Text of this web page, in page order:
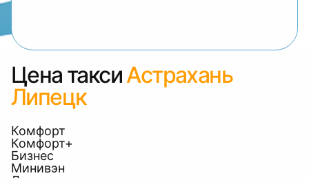
Цена таксиАстрахань
Липецк
Комфорт
Комфорт+
Бизнес
Минивэн